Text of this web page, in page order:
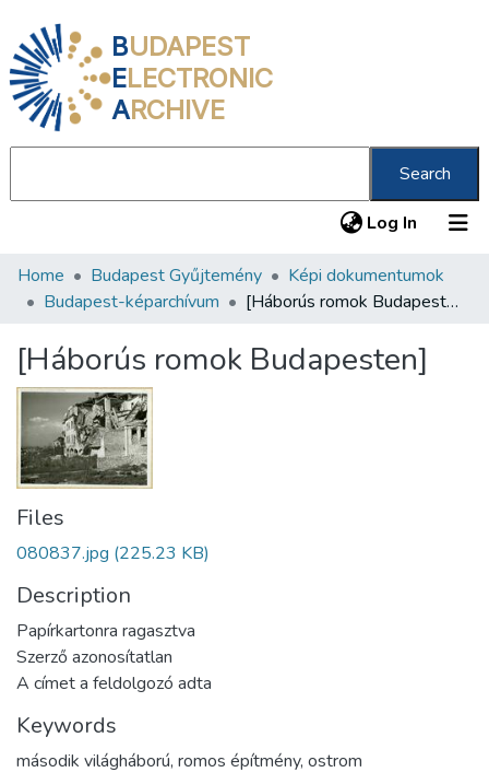
BUDAPEST
ELECTRONIC
ARCHIVE
Search
Log In (current)
Communities & Collections
Statistics
About us
Home Budapest Gyűjtemény
Képi dokumentumok
Budapest-képarchívum
[Háborús romok Budapesten]
[Háborús romok Budapesten]
Files
080837.jpg (225.23 KB)
Description
Papírkartonra ragasztva
Szerző azonosítatlan
A címet a feldolgozó adta
Keywords
második világháború, romos építmény, ostrom